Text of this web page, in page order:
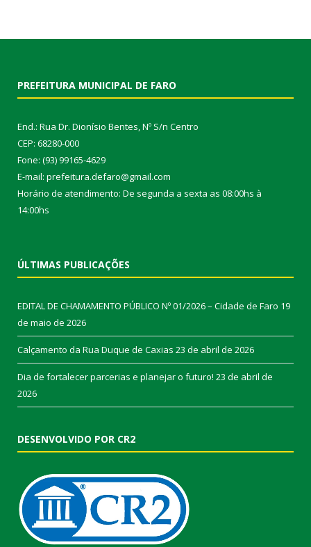
PREFEITURA MUNICIPAL DE FARO
End.: Rua Dr. Dionísio Bentes, Nº S/n Centro
CEP: 68280-000
Fone: (93) 99165-4629
E-mail: prefeitura.defaro@gmail.com
Horário de atendimento: De segunda a sexta as 08:00hs à
14:00hs
ÚLTIMAS PUBLICAÇÕES
EDITAL DE CHAMAMENTO PÚBLICO Nº 01/2026 – Cidade de Faro 19
de maio de 2026
Calçamento da Rua Duque de Caxias 23 de abril de 2026
Dia de fortalecer parcerias e planejar o futuro! 23 de abril de
2026
DESENVOLVIDO POR CR2